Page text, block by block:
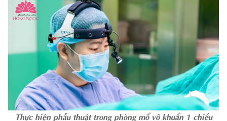
Thực hiện phẫu thuật trong phòng mổ vô khuẩn 1 chiều